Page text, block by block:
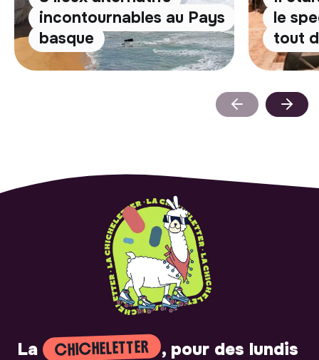
incontournables au Pays
basque
le
tout
La CHICHELETTER
, pour des lundis